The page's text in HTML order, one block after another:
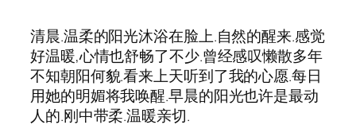
清晨.温柔的阳光沐浴在脸上.自然的醒来.感觉
好温暖,心情也舒畅了不少.曾经感叹懒散多年
不知朝阳何貌.看来上天听到了我的心愿.每日
用她的明媚将我唤醒.早晨的阳光也许是最动
人的.刚中带柔.温暖亲切.